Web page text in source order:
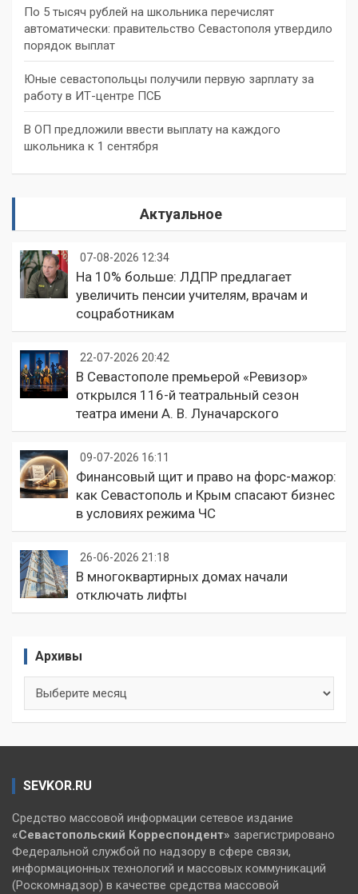
По 5 тысяч рублей на школьника перечислят
автоматически: правительство Севастополя утвердило
порядок выплат
Юные севастопольцы получили первую зарплату за
работу в ИТ-центре ПСБ
В ОП предложили ввести выплату на каждого
школьника к 1 сентября
Актуальное
07-08-2026 12:34
На 10% больше: ЛДПР предлагает
увеличить пенсии учителям, врачам и
соцработникам
22-07-2026 20:42
В Севастополе премьерой «Ревизор»
открылся 116-й театральный сезон
театра имени А. В. Луначарского
09-07-2026 16:11
Финансовый щит и право на форс-мажор:
как Севастополь и Крым спасают бизнес
в условиях режима ЧС
26-06-2026 21:18
В многоквартирных домах начали
отключать лифты
Архивы
SEVKOR.RU
Средство массовой информации сетевое издание
«Севастопольский Корреспондент» зарегистрировано
Федеральной службой по надзору в сфере связи,
информационных технологий и массовых коммуникаций
(Роскомнадзор) в качестве средства массовой